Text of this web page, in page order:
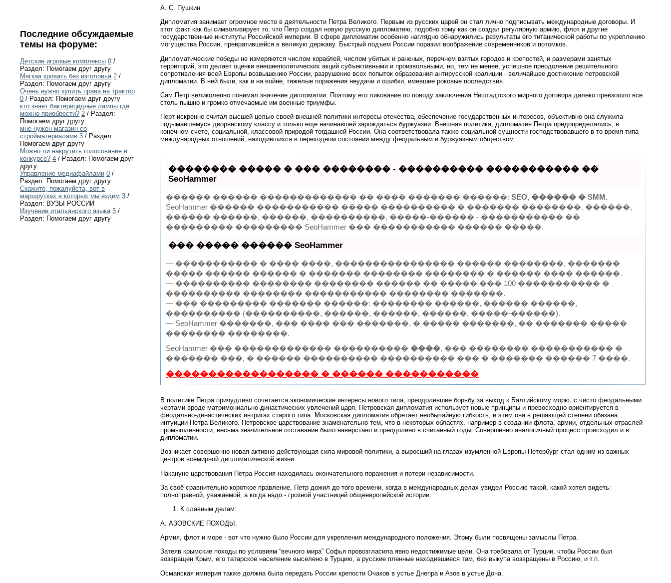
Последние обсуждаемые
темы на форуме:
Детские игровые комплексы 0 /
Раздел: Помогаем друг другу
Мягкая кровать без изголовья 2 /
Раздел: Помогаем друг другу
Очень нужно купить права на трактор
0 / Раздел: Помогаем друг другу
кто знает бактерицидные лампы где
можно приобрести? 2 / Раздел:
Помогаем друг другу
мне нужен магазин со
стройматериалами 3 / Раздел:
Помогаем друг другу
Можно ли накрутить голосование в
конкурсе? 4 / Раздел: Помогаем друг
другу
Управление медиафайлами 0 /
Раздел: Помогаем друг другу
Скажите, пожалуйста, вот в
маршрутках в которых мы ездим 3 /
Раздел: ВУЗЫ РОССИИ
Изучение итальянского языка 5 /
Раздел: Помогаем друг другу
А. С. Пушкин
Дипломатия занимает огромное место в деятельности Петра Великого. Первым из русских царей он стал лично подписывать международные договоры. И
этот факт как бы символизирует то, что Петр создал новую русскую дипломатию, подобно тому как он создал регулярную армию, флот и другие
государственные институты Российской империи. В сфере дипломатии особенно наглядно обнаружились результаты его титанической работы по укреплению
могущества России, превратившейся в великую державу. Быстрый подъем России поразил воображение современников и потомков.
Дипломатические победы не измеряются числом кораблей, числом убитых и раненых, перечнем взятых городов и крепостей, и размерами занятых
территорий, это делает оценки внешнеполитических акций субъективными и произвольными, но, тем не менее, успешное преодоление решительного
сопротивления всей Европы возвышению России, разрушение всех попыток образования антирусской коалиции - величайшее достижение петровской
дипломатии. В ней были, как и на войне, тяжелые поражения неудачи и ошибки, имевшие роковые последствия.
Сам Петр великолепно понимал значение дипломатии. Поэтому его ликование по поводу заключения Ништадтского мирного договора далеко превзошло все
столь пышно и громко отмечаемые им военные триумфы.
Перт искренне считал высшей целью своей внешней политики интересы отечества, обеспечение государственных интересов, объективно она служила
подымавшемуся дворянскому классу и только еще начинавшей зарождаться буржуазии. Внешняя политика, дипломатия Петра предопределялись, в
конечном счете, социальной, классовой природой тогдашней России. Она соответствовала также социальной сущности господствовавшего в то время типа
международных отношений, находившихся в переходном состоянии между феодальным и буржуазным обществом.
�������� ����� � ��� �������� - ���������� ����������� ��
SeoHammer
������ ������ ������������� �� ���� ������� ������: SEO, ������ � SMM.
SeoHammer ������ ����������� ����� ���������� � ������� ��������. ������,
������ ������, ������, ����������, �����-������ - ����������� ��
��������� ��������� SeoHammer ��� ����������� ������ �����.
��� ����� ������ SeoHammer
— ����������� � ���� ����, ���������������� ������ ��������, �������
����� ������ ������ � ������� �������� �������� � ������ ���� ������.
— ���������� �������� �������� ������ �� ����� ��� 100 ����������� �
���������� �������� ����������� �������� �������.
— ��� ��������� ������� ������: �������� ������, ������ ������,
���������� (����������, ������, ������, ������, �����-������).
— SeoHammer �������, ��� ���� ��� �������, � ����� �������, �� ������� �����
�������� ��������.
SeoHammer ��� ������������� ���������� ����, ��� �������� ����������� �
������� ���, � ������ ���������� ���������� ��� � ������� ������ 7 ����.
������������������ � ������ �����������
В политике Петра причудливо сочетается экономические интересы нового типа, преодолевшие борьбу за выход к Балтийскому морю, с чисто феодальными
чертами вроде матримониально-династических увлечений царя. Петровская дипломатия использует новые принципы и превосходно ориентируется в
феодально-династических интригах старого типа. Московская дипломатия обретает необычайную гибкость, и этим она в решающей степени обязана
интуиции Петра Великого. Петровское царствование знаменательно тем, что в некоторых областях, например в создании флота, армии, отдельных отраслей
промышленности, весьма значительное отставание было наверстано и преодолено в считанный годы. Совершенно аналогичный процесс происходил и в
дипломатии.
Возникает совершенно новая активно действующая сила мировой политики, а выросший на глазах изумленной Европы Петербург стал одним из важных
центров всемирной дипломатической жизни.
Накануне царствования Петра Россия находилась окончательного поражения и потери независимости.
За своё сравнительно короткое правление, Петр дожил до того времени, когда в международных делах увидел Россию такой, какой хотел видеть:
полноправной, уважаемой, а когда надо - грозной участницей общеевропейской истории.
К славным делам:
А. АЗОВСКИЕ ПОХОДЫ.
Армия, флот и море - вот что нужно было России для укрепления международного положения. Этому были посвящены замыслы Петра.
Затеяв крымские походы по условиям “вечного мира” Софья провозгласила явно недостижимые цели. Она требовала от Турции, чтобы России был
возвращен Крым, его татарское население выселено в Турцию, а русские пленные находившиеся там, без выкупа возвращены в Россию, и т.п.
Османская империя также должна была передать России крепости Очаков в устье Днепра и Азов в устье Дона.